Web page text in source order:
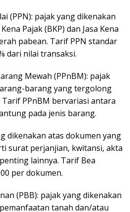
(PPN): pajak yang dikenakan
Pajak (BKP) dan Jasa Kena
pabean. Tarif PPN standar
dari nilai transaksi.
Mewah (PPnBM): pajak
barang yang tergolong
PPnBM bervariasi antara
pada jenis barang.
dikenakan atas dokumen yang
surat perjanjian, kwitansi, akta
lainnya. Tarif Bea
per dokumen.
(PBB): pajak yang dikenakan
tanah dan/atau